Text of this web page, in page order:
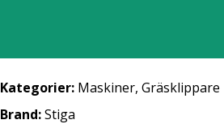
Kategorier: Maskiner, Gräsklippare
Brand:Stiga